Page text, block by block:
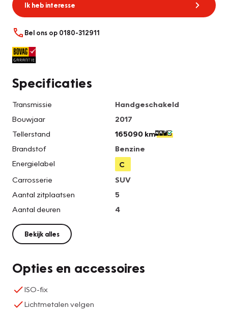
Ik heb interesse
Bel ons op 0180-312911
Specificaties
Transmissie
Handgeschakeld
Bouwjaar
2017
Tellerstand
165090 km
Brandstof
Benzine
Energielabel
C
Carrosserie
SUV
Aantal zitplaatsen
5
Aantal deuren
4
Bekijk alles
Opties en accessoires
ISO-fix
Lichtmetalen velgen